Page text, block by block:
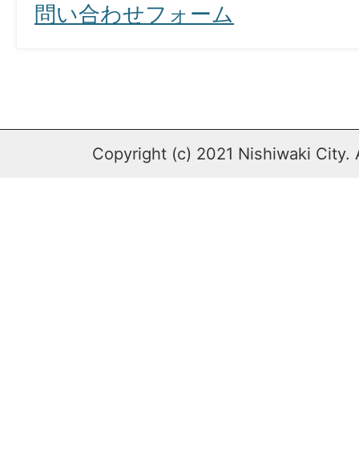
問い合わせフォーム
Copyright (c) 2021 Nishiwaki City.